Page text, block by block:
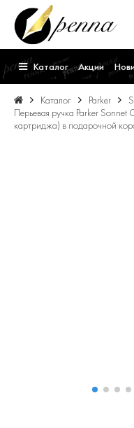
Каталог Акции
Каталог Parker
Перьевая ручка Parker
картриджа) в подарочной